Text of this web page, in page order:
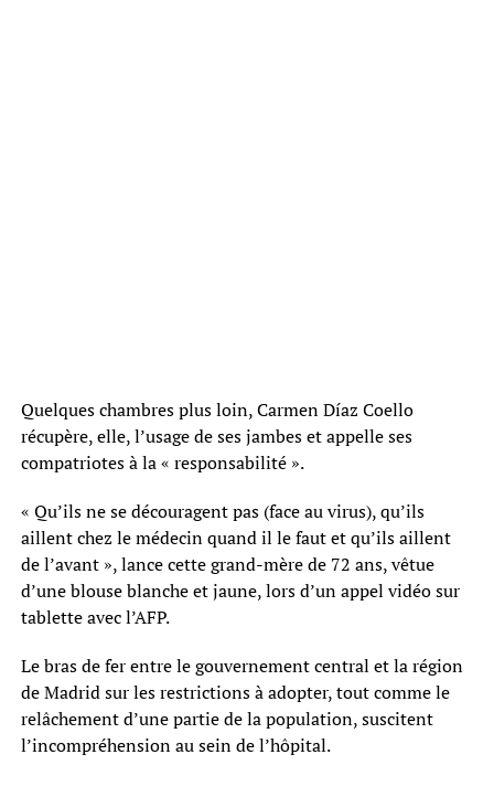
Quelques chambres plus loin, Carmen Díaz Coello
récupère, elle, l’usage de ses jambes et appelle ses
compatriotes à la « responsabilité ».
« Qu’ils ne se découragent pas (face au virus), qu’ils
aillent chez le médecin quand il le faut et qu’ils aillent
de l’avant », lance cette grand-mère de 72 ans, vêtue
d’une blouse blanche et jaune, lors d’un appel vidéo sur
tablette avec l’AFP.
Le bras de fer entre le gouvernement central et la région
de Madrid sur les restrictions à adopter, tout comme le
relâchement d’une partie de la population, suscitent
l’incompréhension au sein de l’hôpital.